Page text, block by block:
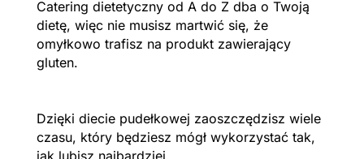
Catering dietetyczny od A do Z dba o Twoją
dietę, więc nie musisz martwić się, że
omyłkowo trafisz na produkt zawierający
gluten.
Dzięki diecie pudełkowej zaoszczędzisz wiele
czasu, który będziesz mógł wykorzystać tak,
jak lubisz najbardziej.